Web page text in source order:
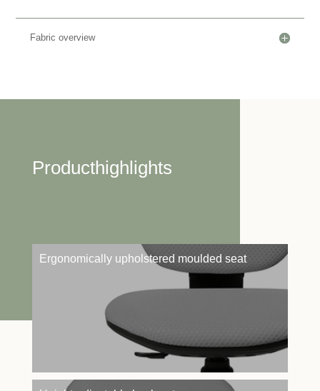
Fabric overview
Producthighlights
Ergonomically upholstered moulded seat